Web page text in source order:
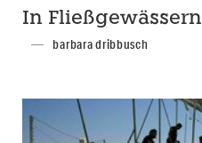
In Fließgewässern
barbara dribbusch